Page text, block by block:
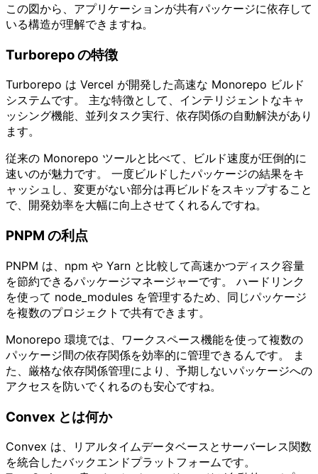
この図から、アプリケーションが共有パッケージに依存して
いる構造が理解できますね。
Turborepo の特徴
Turborepo は Vercel が開発した高速な Monorepo ビルド
システムです。 主な特徴として、インテリジェントなキャ
ッシング機能、並列タスク実行、依存関係の自動解決があり
ます。
従来の Monorepo ツールと比べて、ビルド速度が圧倒的に
速いのが魅力です。 一度ビルドしたパッケージの結果をキ
ャッシュし、変更がない部分は再ビルドをスキップすること
で、開発効率を大幅に向上させてくれるんですね。
PNPM の利点
PNPM は、npm や Yarn と比較して高速かつディスク容量
を節約できるパッケージマネージャーです。 ハードリンク
を使って node_modules を管理するため、同じパッケージ
を複数のプロジェクトで共有できます。
Monorepo 環境では、ワークスペース機能を使って複数の
パッケージ間の依存関係を効率的に管理できるんです。 ま
た、厳格な依存関係管理により、予期しないパッケージへの
アクセスを防いでくれるのも安心ですね。
Convex とは何か
Convex は、リアルタイムデータベースとサーバーレス関数
を統合したバックエンドプラットフォームです。